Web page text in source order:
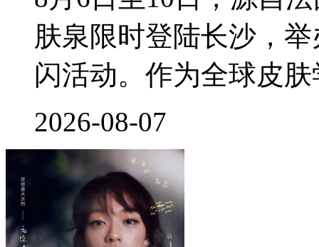
肤泉限时登陆长沙，
闪活动。作为全球皮
2026-08-07